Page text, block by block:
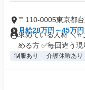
〒110-0005東京都
月給28万円～45万円
求めている人材 ＼⭐
める方 ✅毎回違う現
制服あり 介護休暇あり